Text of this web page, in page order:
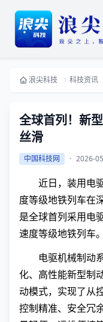
浪尖科技 科技资讯
全球首列！新
丝滑
中国科技网 · 2026-
近日，装用电
度等级地铁列车在
是全球首列采用电
速度等级地铁列车。
电驱机械制动
化、高性能新型制
动模式，实现了从
控制精准、安全冗